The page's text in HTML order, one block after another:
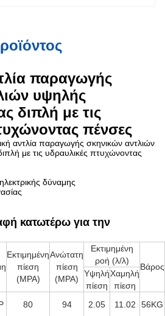
παραγωγής
υψηλής
διπλή με τις
πένσες
αντλία παραγωγής σκηνικών αντλιών
με τις υδραυλικές πτυχώνοντας
δύναμης
κατωτέρω για την
Εκτιμημένη
πίεση
(MPA)
Ανώτατη
πίεση
(MPA)
Εκτιμημένη
ροή (λ/λ)
Βάρος
Υψηλή
πίεση
Χαμηλή
πίεση
80 94 2.05 11.02 56KG